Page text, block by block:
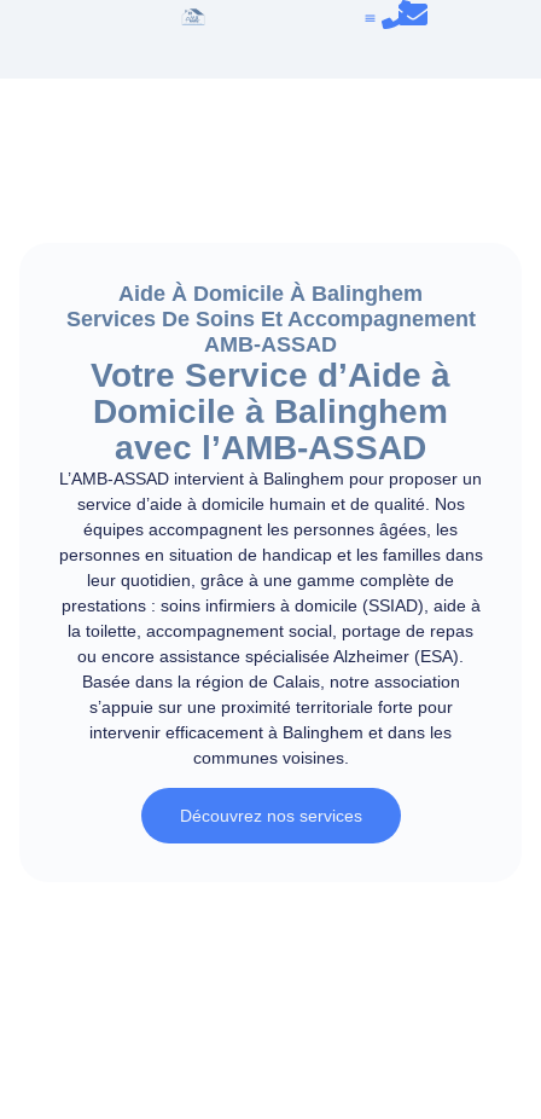
Aide À Domicile À Balinghem
Services De Soins Et Accompagnement
AMB-ASSAD
Votre Service d’Aide à
Domicile à Balinghem
avec l’AMB-ASSAD
L’AMB-ASSAD intervient à Balinghem pour proposer un
service d’aide à domicile humain et de qualité. Nos
équipes accompagnent les personnes âgées, les
personnes en situation de handicap et les familles dans
leur quotidien, grâce à une gamme complète de
prestations : soins infirmiers à domicile (SSIAD), aide à
la toilette, accompagnement social, portage de repas
ou encore assistance spécialisée Alzheimer (ESA).
Basée dans la région de Calais, notre association
s’appuie sur une proximité territoriale forte pour
intervenir efficacement à Balinghem et dans les
communes voisines.
Découvrez nos services